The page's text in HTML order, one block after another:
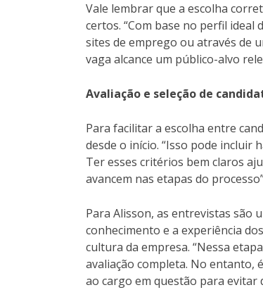
Vale lembrar que a escolha
certos. “Com base no perfil ideal
sites de emprego ou através de
vaga alcance um público-alvo
Avaliação e seleção de
Para facilitar a escolha entre
desde o início. “Isso pode incluir
Ter esses critérios bem claros
avancem nas etapas do
Para Alisson, as entrevistas são
conhecimento e a experiência
cultura da empresa. “Nessa
avaliação completa. No entanto,
ao cargo em questão para evitar